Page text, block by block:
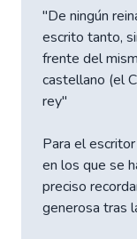
"De ningún
escrito tanto,
frente del
castellano (el
rey"
Para el
en los que se
preciso
generosa tras